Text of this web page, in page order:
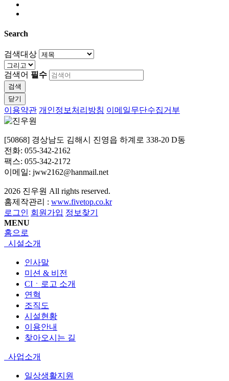
Search
검색대상
검색어 필수
검색
닫기
이용약관 개인정보처리방침 이메일무단수집거부
[50868] 경상남도 김해시 진영읍 하계로 338-20 D동
전화: 055-342-2162
팩스: 055-342-2172
이메일: jww2162@hanmail.net
2026 진우원 All rights reserved.
홈제작관리 : www.fivetop.co.kr
로그인 회원가입 정보찾기
MENU
홈으로
시설소개
인사말
미션 & 비전
CIㆍ로고 소개
연혁
조직도
시설현황
이용안내
찾아오시는 길
사업소개
일상생활지원